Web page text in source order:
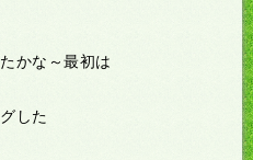
かな～最初は
した